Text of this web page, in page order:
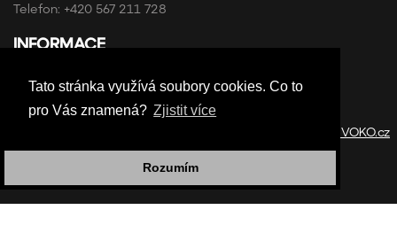
Tato stránka využívá soubory cookies. Co to
pro Vás znamená? Zjistit více
Rozumím
Telefon: +420 567 211 728
INFORMACE
Ochrana osobních údajů
StudioVOKO.cz